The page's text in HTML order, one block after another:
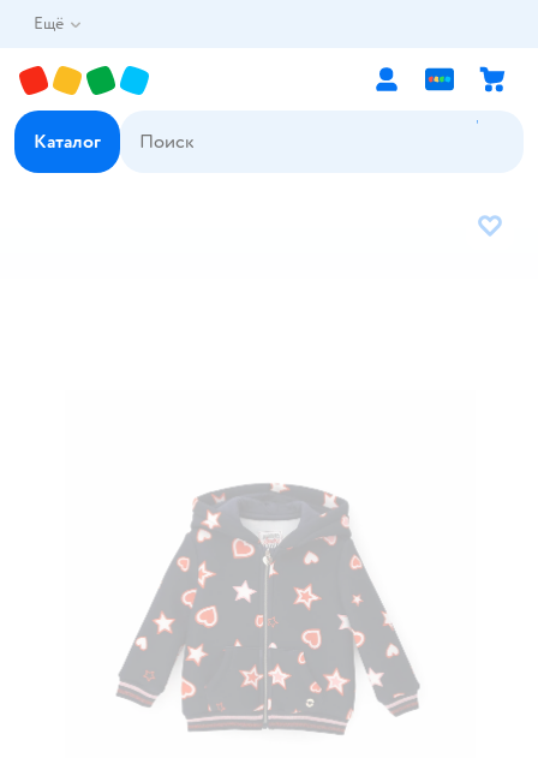
Ещё
Каталог
В